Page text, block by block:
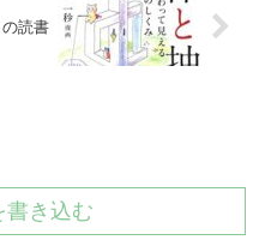
読書
書き込む